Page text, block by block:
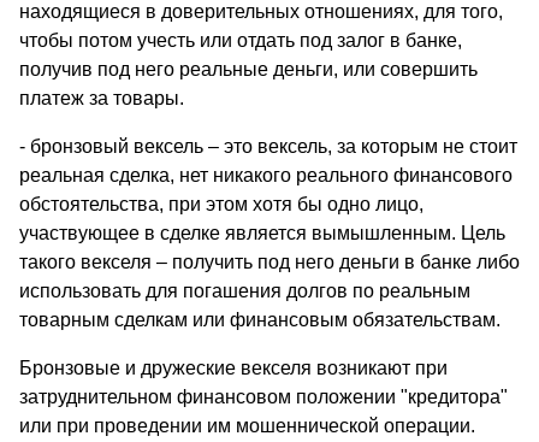
находящиеся в доверительных отношениях, для того,
чтобы потом учесть или отдать под залог в банке,
получив под него реальные деньги, или совершить
платеж за товары.
- бронзовый вексель – это вексель, за которым не стоит
реальная сделка, нет никакого реального финансового
обстоятельства, при этом хотя бы одно лицо,
участвующее в сделке является вымышленным. Цель
такого векселя – получить под него деньги в банке либо
использовать для погашения долгов по реальным
товарным сделкам или финансовым обязательствам.
Бронзовые и дружеские векселя возникают при
затруднительном финансовом положении "кредитора"
или при проведении им мошеннической операции.